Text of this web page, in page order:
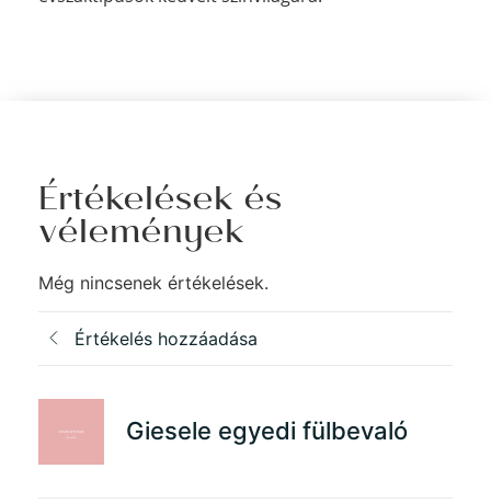
Értékelések és
vélemények
Még nincsenek értékelések.
Értékelés hozzáadása
Giesele egyedi fülbevaló